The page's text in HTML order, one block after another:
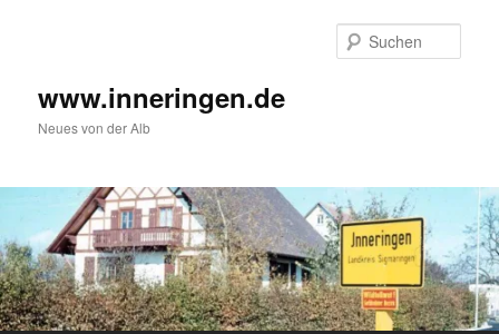
www.inneringen.de
Neues von der Alb